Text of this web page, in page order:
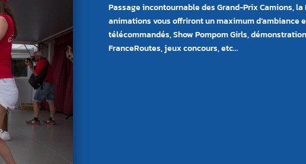
Passage incontournable des Grand-Prix Camions,
animations vous offriront un maximum d’ambiance
télécommandés, Show Pompom Girls,
FranceRoutes, jeux concours, etc…